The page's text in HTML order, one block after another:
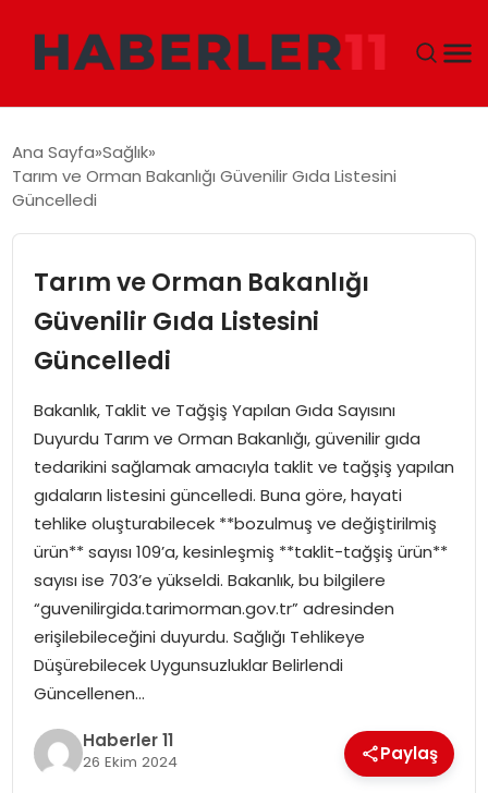
DÜNYA
TEKNOLOJI
EĞITIM
MAGAZIN
SPOR
YAŞAM
Ana Sayfa Sağlık
Tarım ve Orman Bakanlığı Güvenilir Gıda Listesini
Güncelledi
Tarım ve Orman Bakanlığı
Güvenilir Gıda Listesini
Güncelledi
Bakanlık, Taklit ve Tağşiş Yapılan Gıda Sayısını
Duyurdu Tarım ve Orman Bakanlığı, güvenilir gıda
tedarikini sağlamak amacıyla taklit ve tağşiş yapılan
gıdaların listesini güncelledi. Buna göre, hayati
tehlike oluşturabilecek **bozulmuş ve değiştirilmiş
ürün** sayısı 109’a, kesinleşmiş **taklit-tağşiş ürün**
sayısı ise 703’e yükseldi. Bakanlık, bu bilgilere
“guvenilirgida.tarimorman.gov.tr” adresinden
erişilebileceğini duyurdu. Sağlığı Tehlikeye
Düşürebilecek Uygunsuzluklar Belirlendi
Güncellenen…
Haberler 11
26 Ekim 2024 Paylaş